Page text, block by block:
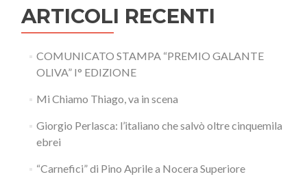
ARTICOLI RECENTI
COMUNICATO STAMPA “PREMIO GALANTE
OLIVA” I° EDIZIONE
Mi Chiamo Thiago, va in scena
Giorgio Perlasca: l’italiano che salvò oltre cinquemila
ebrei
“Carnefici” di Pino Aprile a Nocera Superiore